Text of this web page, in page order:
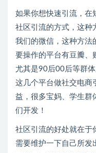
如果你想快速引流，在
社区引流的方式，这种
我们的微信，这种方法
要操作的平台有豆瓣、
尤其是90后00后等群
这几个平台做社交电商
益，很多宝妈、学生群
们开发！
社区引流的好处就在于
需要维护一下自己所发